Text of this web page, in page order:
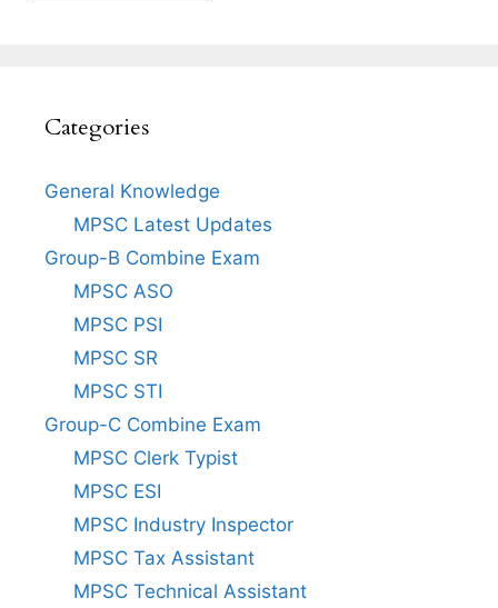
Categories
General Knowledge
MPSC Latest Updates
Group-B Combine Exam
MPSC ASO
MPSC PSI
MPSC SR
MPSC STI
Group-C Combine Exam
MPSC Clerk Typist
MPSC ESI
MPSC Industry Inspector
MPSC Tax Assistant
MPSC Technical Assistant